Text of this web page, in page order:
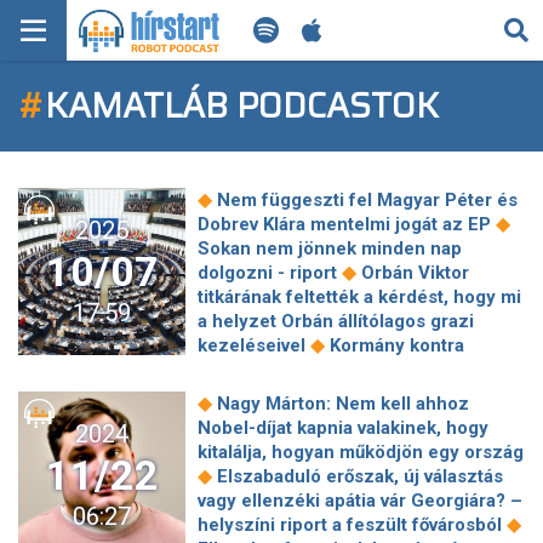
KERESÉS
KEZDŐLAP
FRISS HÍREK
TECH HÍREK
FILM-ZENE-SZÓRAKOZÁS
PLAYLIST
MI AZ A ROBOT PODCAST?
#KAMATLÁB PODCASTOK
2025
10/07
17:59
◆ Nem függeszti fel Magyar Péter és
Dobrev Klára mentelmi jogát az EP ◆
Sokan nem jönnek minden nap
dolgozni - riport ◆ Orbán Viktor
titkárának feltették a kérdést, hogy mi
a helyzet Orbán állítólagos grazi
kezeléseivel ◆ Kormány kontra
bezuhant a forint árfolyama
egy kínai márka? Kereskedést nyitott
hazánkban az XPENG is!◆ Az RTL
kötbért fizettetne Hajdú Péterrel Az
árulók miatt◆Mesterséges
intelligencia mutatta ki a NER-es
2024
11/22
06:27
◆ Nagy Márton: Nem kell ahhoz
Nobel-díjat kapnia valakinek, hogy
kitalálja, hogyan működjön egy ország
◆ Elszabaduló erőszak, új választás
vagy ellenzéki apátia vár Georgiára? –
helyszíni riport a feszült fővárosból ◆